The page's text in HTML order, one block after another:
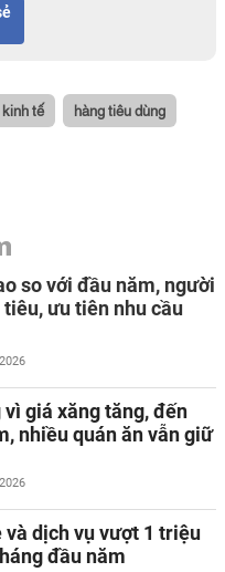
tế hàng tiêu dùng
so với đầu năm, người
ưu tiên nhu cầu
giá xăng tăng, đến
nhiều quán ăn vẫn giữ
và dịch vụ vượt 1 triệu
đầu năm